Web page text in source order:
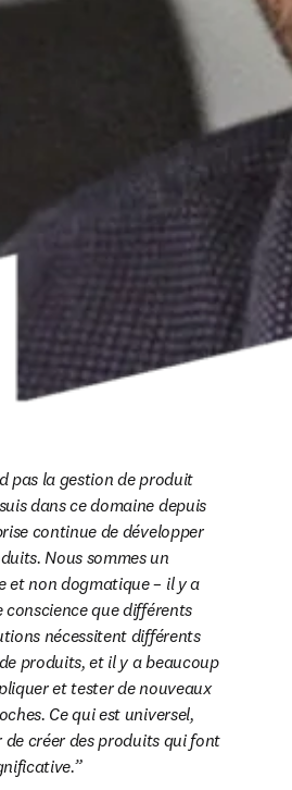
pas la gestion de produit
dans ce domaine depuis
continue de développer
Nous sommes un
et non dogmatique – il y a
conscience que différents
nécessitent différents
produits, et il y a beaucoup
et tester de nouveaux
Ce qui est universel,
de créer des produits qui font